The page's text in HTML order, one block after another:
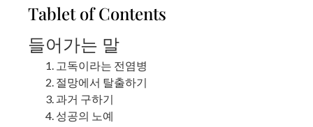
Tablet of Contents
들어가는 말
고독이라는 전염병
절망에서 탈출하기
과거 구하기
성공의 노예